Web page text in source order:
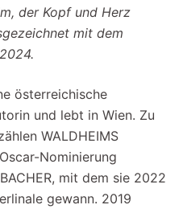
der Kopf und Herz
mit dem
österreichische
und lebt in Wien. Zu
WALDHEIMS
Nominierung
mit dem sie 2022
gewann. 2019